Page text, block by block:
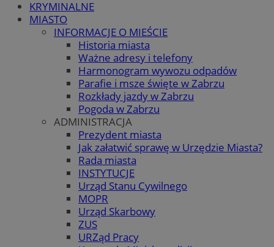
KRYMINALNE
MIASTO
INFORMACJE O MIEŚCIE
Historia miasta
Ważne adresy i telefony
Harmonogram wywozu odpadów
Parafie i msze święte w Zabrzu
Rozkłady jazdy w Zabrzu
Pogoda w Zabrzu
ADMINISTRACJA
Prezydent miasta
Jak załatwić sprawę w Urzędzie Miasta?
Rada miasta
INSTYTUCJE
Urząd Stanu Cywilnego
MOPR
Urząd Skarbowy
ZUS
URZąd Pracy